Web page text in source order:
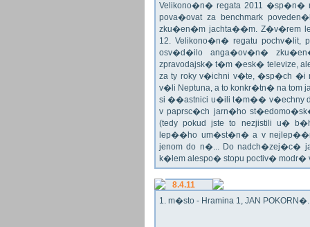
Velikono�n� regata 2011 �sp�n�
pova�ovat za benchmark
zku�en�m jachta��m. Z�v�rem
12. Velikono�n� regatu
osv�d�ilo anga�ov�n�
zpravodajsk� t�m �esk� televize,
za ty roky v�ichni v�te, �sp�ch
v�li Neptuna, a to konkr�tn� na tom
si ��astnici u�ili t�m�� v�echny
v paprsc�ch jarn�ho
(tedy pokud jste to nezjistili u�
lep��ho um�st�n� a v
jenom do n�... Do nadch�zej�c�
k�lem alespo� stopu poctiv�
8.4.11
1. m�sto - Hramina 1, JAN